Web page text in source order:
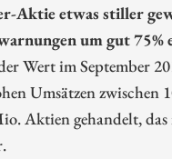
Aktie etwas stiller
um gut 75%
Wert im September
Umsätzen
Aktien gehandelt,